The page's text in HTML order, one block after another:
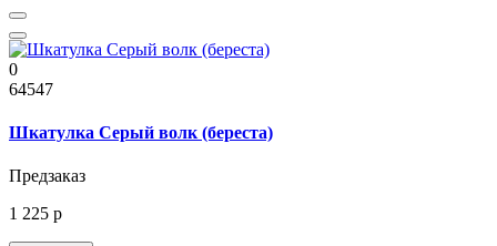
0
64547
Шкатулка Серый волк (береста)
Предзаказ
1 225 р